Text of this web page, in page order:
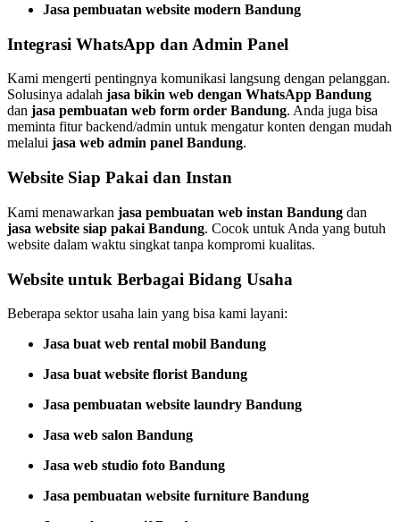
Jasa pembuatan website modern Bandung
Integrasi WhatsApp dan Admin Panel
Kami mengerti pentingnya komunikasi langsung dengan pelanggan.
Solusinya adalah jasa bikin web dengan WhatsApp Bandung
dan jasa pembuatan web form order Bandung. Anda juga bisa
meminta fitur backend/admin untuk mengatur konten dengan mudah
melalui jasa web admin panel Bandung.
Website Siap Pakai dan Instan
Kami menawarkan jasa pembuatan web instan Bandung dan
jasa website siap pakai Bandung. Cocok untuk Anda yang butuh
website dalam waktu singkat tanpa kompromi kualitas.
Website untuk Berbagai Bidang Usaha
Beberapa sektor usaha lain yang bisa kami layani:
Jasa buat web rental mobil Bandung
Jasa buat website florist Bandung
Jasa pembuatan website laundry Bandung
Jasa web salon Bandung
Jasa web studio foto Bandung
Jasa pembuatan website furniture Bandung